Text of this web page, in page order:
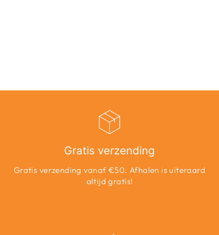
Gratis verzending
Gratis verzending vanaf €50. Afhalen is uiteraard
altijd gratis!